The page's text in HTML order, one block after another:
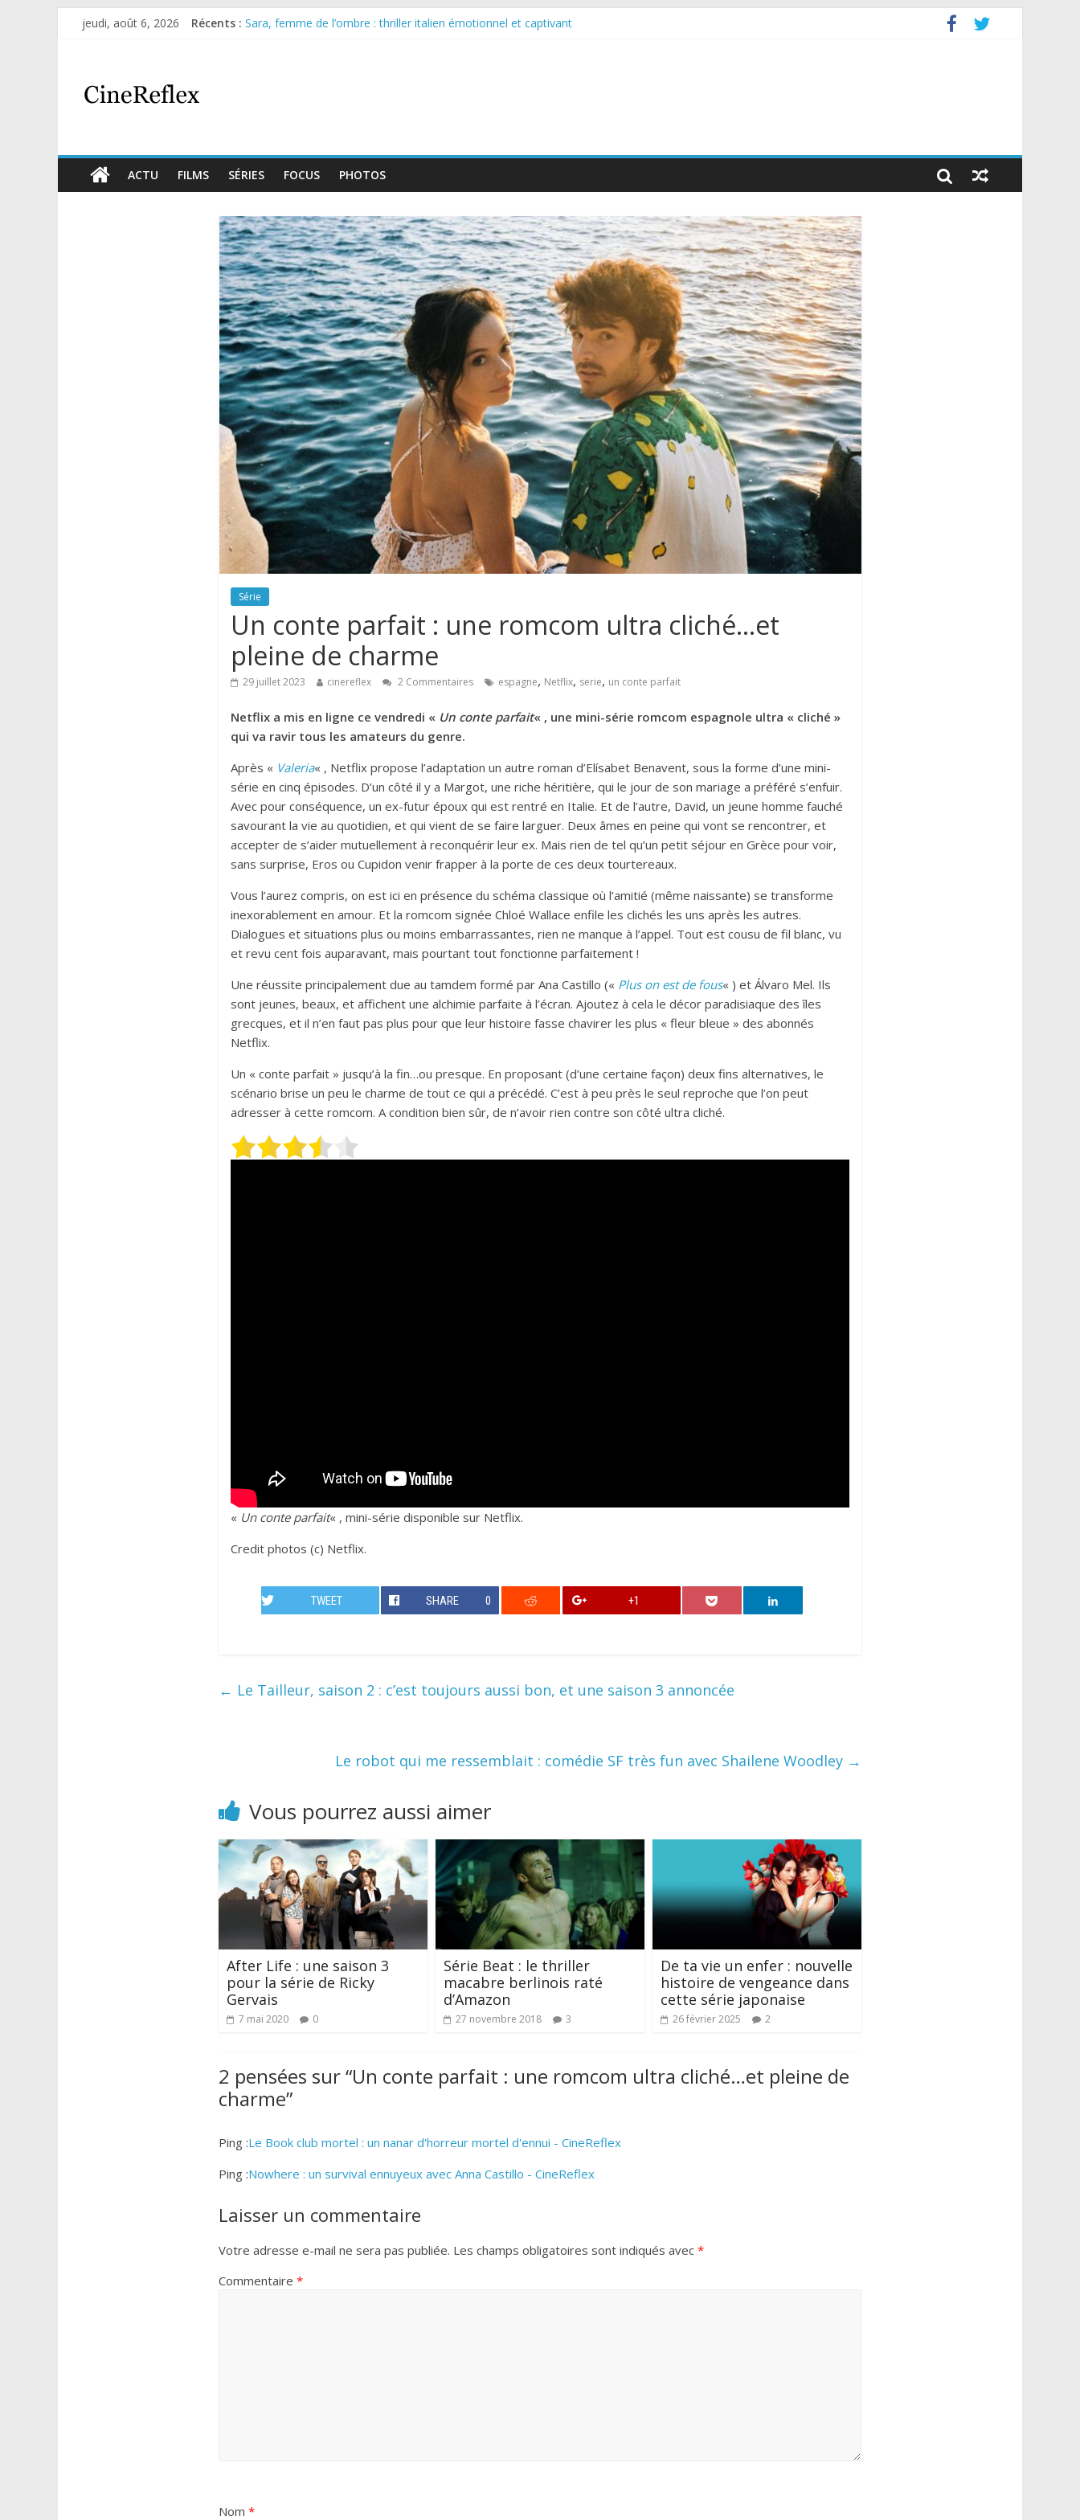
jeudi, août 6, 2026 Récents : Sara, femme de l’ombre : thriller italien émotionnel et captivant
ACTU FILMS SÉRIES FOCUS PHOTOS
Série
Un conte parfait : une romcom ultra cliché…et
pleine de charme
29 juillet 2023 cinereflex 2 Commentaires espagne, Netflix, serie, un conte parfait
Netflix a mis en ligne ce vendredi « Un conte parfait« , une mini-série romcom espagnole ultra « cliché »
qui va ravir tous les amateurs du genre.
Après « Valeria« , Netflix propose l’adaptation un autre roman d’Elísabet Benavent, sous la forme d’une mini-
série en cinq épisodes. D’un côté il y a Margot, une riche héritière, qui le jour de son mariage a préféré s’enfuir.
Avec pour conséquence, un ex-futur époux qui est rentré en Italie. Et de l’autre, David, un jeune homme fauché
savourant la vie au quotidien, et qui vient de se faire larguer. Deux âmes en peine qui vont se rencontrer, et
accepter de s’aider mutuellement à reconquérir leur ex. Mais rien de tel qu’un petit séjour en Grèce pour voir,
sans surprise, Eros ou Cupidon venir frapper à la porte de ces deux tourtereaux.
Vous l’aurez compris, on est ici en présence du schéma classique où l’amitié (même naissante) se transforme
inexorablement en amour. Et la romcom signée Chloé Wallace enfile les clichés les uns après les autres.
Dialogues et situations plus ou moins embarrassantes, rien ne manque à l’appel. Tout est cousu de fil blanc, vu
et revu cent fois auparavant, mais pourtant tout fonctionne parfaitement !
Une réussite principalement due au tamdem formé par Ana Castillo (« Plus on est de fous« ) et Álvaro Mel. Ils
sont jeunes, beaux, et affichent une alchimie parfaite à l’écran. Ajoutez à cela le décor paradisiaque des îles
grecques, et il n’en faut pas plus pour que leur histoire fasse chavirer les plus « fleur bleue » des abonnés
Netflix.
Un « conte parfait » jusqu’à la fin…ou presque. En proposant (d’une certaine façon) deux fins alternatives, le
scénario brise un peu le charme de tout ce qui a précédé. C’est à peu près le seul reproche que l’on peut
adresser à cette romcom. A condition bien sûr, de n’avoir rien contre son côté ultra cliché.
« Un conte parfait« , mini-série disponible sur Netflix.
Credit photos (c) Netflix.
TWEET SHARE 0 +1
← Le Tailleur, saison 2 : c’est toujours aussi bon, et une saison 3 annoncée
Le robot qui me ressemblait : comédie SF très fun avec Shailene Woodley →
Vous pourrez aussi aimer
After Life : une saison 3
pour la série de Ricky
Gervais
7 mai 2020 0
Série Beat : le thriller
macabre berlinois raté
d’Amazon
27 novembre 2018 3
De ta vie un enfer : nouvelle
histoire de vengeance dans
cette série japonaise
26 février 2025 2
2 pensées sur “Un conte parfait : une romcom ultra cliché…et pleine de
charme”
Ping :Le Book club mortel : un nanar d'horreur mortel d'ennui - CineReflex
Ping :Nowhere : un survival ennuyeux avec Anna Castillo - CineReflex
Laisser un commentaire
Votre adresse e-mail ne sera pas publiée. Les champs obligatoires sont indiqués avec *
Commentaire *
Nom *